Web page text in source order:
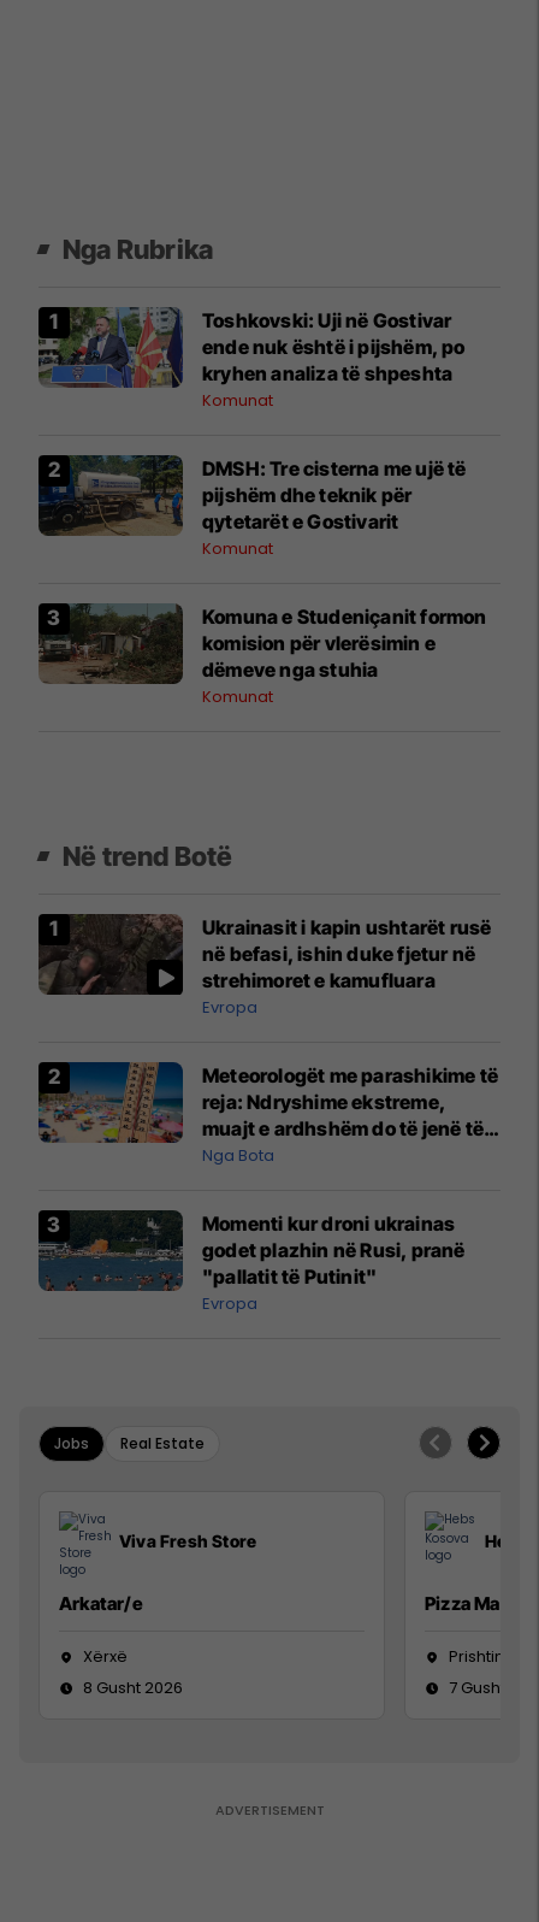
Nga Rubrika
Toshkovski: Uji në Gostivar
ende nuk është i pijshëm, po
kryhen analiza të shpeshta
Komunat
DMSH: Tre cisterna me ujë të
pijshëm dhe teknik për
qytetarët e Gostivarit
Komunat
Komuna e Studeniçanit formon
komision për vlerësimin e
dëmeve nga stuhia
Komunat
Në trend Botë
Ukrainasit i kapin ushtarët rusë
në befasi, ishin duke fjetur në
strehimoret e kamufluara
Evropa
Meteorologët me parashikime të
reja: Ndryshime ekstreme,
muajt e ardhshëm do të jenë të
pazakontë
Nga Bota
Momenti kur droni ukrainas
godet plazhin në Rusi, pranë
"pallatit të Putinit"
Evropa
Jobs Real Estate
Viva Fresh Store
Arkatar/e
Xërxë
8 Gusht 2026
Hebs
Pizza Man
Prishtinë
7 Gusht